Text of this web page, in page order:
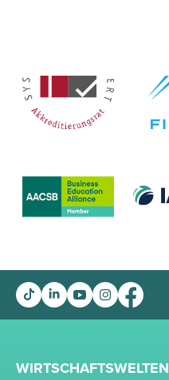
WIRTSCHAFTSWELTEN